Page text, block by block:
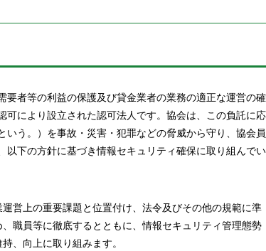
要者等の利益の保護及び貸金業者の業務の適正な運営の確
により設立された認可法人です。協会は、この負託に応
う。）を事故・災害・犯罪などの脅威から守り、協会員
下の方針に基づき情報セキュリティ確保に取り組んでい
営上の重要課題と位置付け、法令及びその他の規範に準
職員等に徹底するとともに、情報セキュリティ管理態勢
、向上に取り組みます。